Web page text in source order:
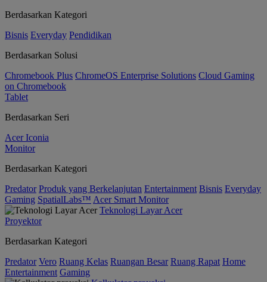
Berdasarkan Kategori
Bisnis Everyday Pendidikan
Berdasarkan Solusi
Chromebook Plus ChromeOS Enterprise Solutions Cloud Gaming
on Chromebook
Tablet
Berdasarkan Seri
Acer Iconia
Monitor
Berdasarkan Kategori
Predator Produk yang Berkelanjutan Entertainment Bisnis Everyday
Gaming SpatialLabs™ Acer Smart Monitor
Teknologi Layar Acer
Proyektor
Berdasarkan Kategori
Predator Vero Ruang Kelas Ruangan Besar Ruang Rapat Home
Entertainment Gaming